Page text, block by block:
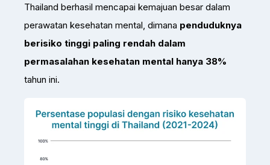
Thailand berhasil mencapai kemajuan besar dalam
perawatan kesehatan mental, dimana penduduknya
berisiko tinggi paling rendah dalam
permasalahan kesehatan mental hanya 38%
tahun ini.